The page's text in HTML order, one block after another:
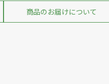
商品のお届けについて